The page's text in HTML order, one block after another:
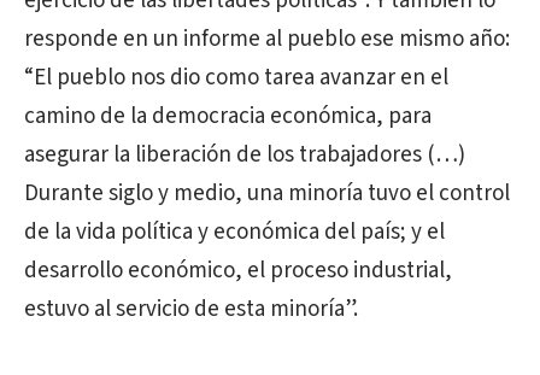
responde en un informe al pueblo ese mismo año:
“El pueblo nos dio como tarea avanzar en el
camino de la democracia económica, para
asegurar la liberación de los trabajadores (…)
Durante siglo y medio, una minoría tuvo el control
de la vida política y económica del país; y el
desarrollo económico, el proceso industrial,
estuvo al servicio de esta minoría”.